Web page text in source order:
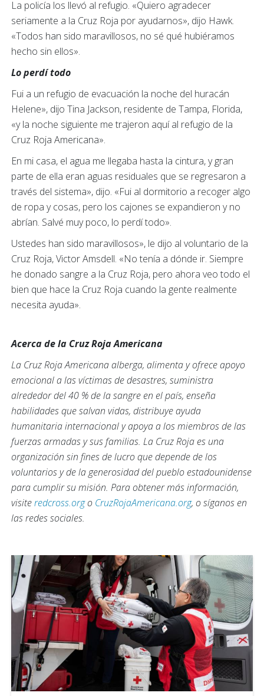
La policía los llevó al refugio. «Quiero agradecer
seriamente a la Cruz Roja por ayudarnos», dijo Hawk.
«Todos han sido maravillosos, no sé qué hubiéramos
hecho sin ellos».
Lo perdí todo
Fui a un refugio de evacuación la noche del huracán
Helene», dijo Tina Jackson, residente de Tampa, Florida,
«y la noche siguiente me trajeron aquí al refugio de la
Cruz Roja Americana».
En mi casa, el agua me llegaba hasta la cintura, y gran
parte de ella eran aguas residuales que se regresaron a
través del sistema», dijo. «Fui al dormitorio a recoger algo
de ropa y cosas, pero los cajones se expandieron y no
abrían. Salvé muy poco, lo perdí todo».
Ustedes han sido maravillosos», le dijo al voluntario de la
Cruz Roja, Victor Amsdell. «No tenía a dónde ir. Siempre
he donado sangre a la Cruz Roja, pero ahora veo todo el
bien que hace la Cruz Roja cuando la gente realmente
necesita ayuda».
Acerca de la Cruz Roja Americana
La Cruz Roja Americana alberga, alimenta y ofrece apoyo
emocional a las víctimas de desastres, suministra
alrededor del 40 % de la sangre en el país, enseña
habilidades que salvan vidas, distribuye ayuda
humanitaria internacional y apoya a los miembros de las
fuerzas armadas y sus familias. La Cruz Roja es una
organización sin fines de lucro que depende de los
voluntarios y de la generosidad del pueblo estadounidense
para cumplir su misión. Para obtener más información,
visiteredcross.orgo CruzRojaAmericana.org, o síganos en
las redes sociales.